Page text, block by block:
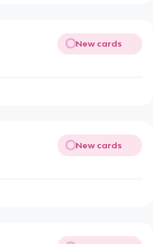
New cards
New cards